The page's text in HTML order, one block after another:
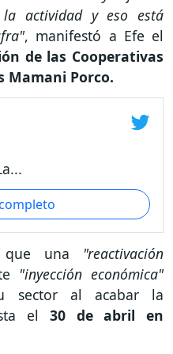
actividad y eso está
, manifestó a Efe el
de las Cooperativas
Mamani Porco.
que una "reactivación
"inyección económica"
sector al acabar la
el 30 de abril en